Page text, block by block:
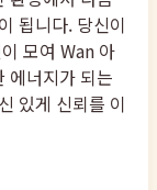
됩니다. 당신이
모여 Wan 아
에너지가 되는
있게 신뢰를 이